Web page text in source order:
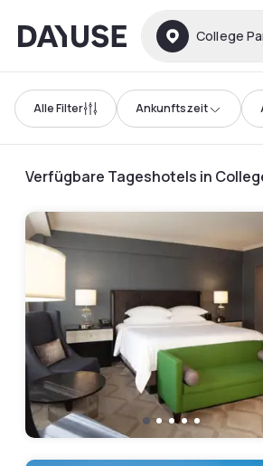
Dayuse College
Alle Filter Ankunftszeit
Verfügbare Tageshotels in